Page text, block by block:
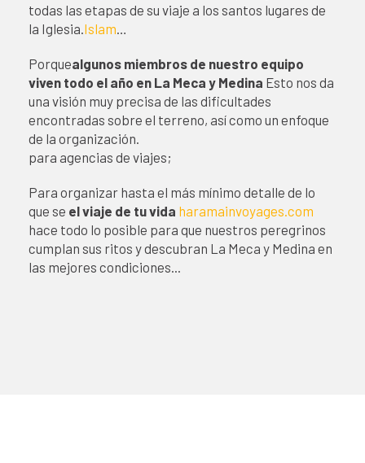
todas las etapas de su viaje a los santos lugares de
la Iglesia. Islam
Porquealgunos miembros de nuestro equipo
viven todo el año en La Meca y Medina Esto nos da
una visión muy precisa de las dificultades
encontradas sobre el terreno, así como un enfoque
de la organización.
para agencias de viajes;
Para organizar hasta el más mínimo detalle de lo
que se el viaje de tu vida haramainvoyages.com
hace todo lo posible para que nuestros peregrinos
cumplan sus ritos y descubran La Meca y Medina en
las mejores condiciones...